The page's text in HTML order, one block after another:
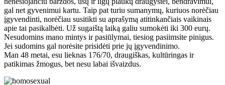
gal net gyvenimui kartu. Taip pat turiu sumanymų, kuriuos norėčiau
įgyvendinti, norėčiau susitikti su aprašymą atitinkančiais vaikinais
apie tai pasikalbėti. Už sugaištą laiką galiu sumokėti iki 300 eurų.
Nesudomins mano mintys ir pasiūlymai, tiesiog pasiimsite pinigus.
Jei sudomins gal norėsite prisidėti prie jų įgyvendinimo.
Man 48 metai, esu lieknas 176/70, draugiškas, kultūringas ir
patikimas žmogus, bet nesu labai išvaizdus.